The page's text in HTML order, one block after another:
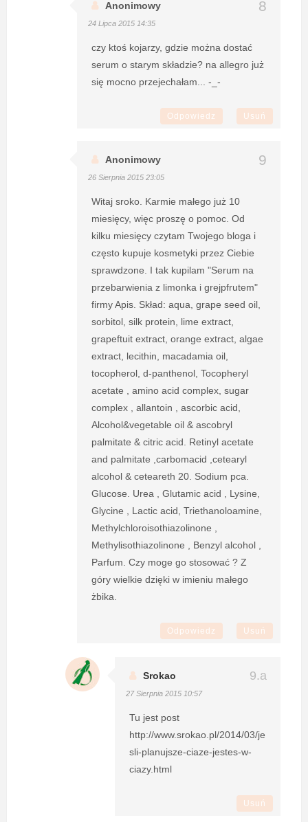
Anonimowy
24 Lipca 2015 14:35
czy ktoś kojarzy, gdzie można dostać
serum o starym składzie? na allegro już
się mocno przejechałam... -_-
Odpowiedz Usuń
Anonimowy
26 Sierpnia 2015 23:05
Witaj sroko. Karmie małego już 10
miesięcy, więc proszę o pomoc. Od
kilku miesięcy czytam Twojego bloga i
często kupuje kosmetyki przez Ciebie
sprawdzone. I tak kupilam "Serum na
przebarwienia z limonka i grejpfrutem"
firmy Apis. Skład: aqua, grape seed oil,
sorbitol, silk protein, lime extract,
grapeftuit extract, orange extract, algae
extract, lecithin, macadamia oil,
tocopherol, d-panthenol, Tocopheryl
acetate , amino acid complex, sugar
complex , allantoin , ascorbic acid,
Alcohol&vegetable oil & ascobryl
palmitate & citric acid. Retinyl acetate
and palmitate ,carbomacid ,cetearyl
alcohol & ceteareth 20. Sodium pca.
Glucose. Urea , Glutamic acid , Lysine,
Glycine , Lactic acid, Triethanoloamine,
Methylchloroisothiazolinone ,
Methylisothiazolinone , Benzyl alcohol ,
Parfum. Czy moge go stosować ? Z
góry wielkie dzięki w imieniu małego
żbika.
Odpowiedz Usuń
Srokao
27 Sierpnia 2015 10:57
Tu jest post
http://www.srokao.pl/2014/03/je
sli-planujsze-ciaze-jestes-w-
ciazy.html
Usuń